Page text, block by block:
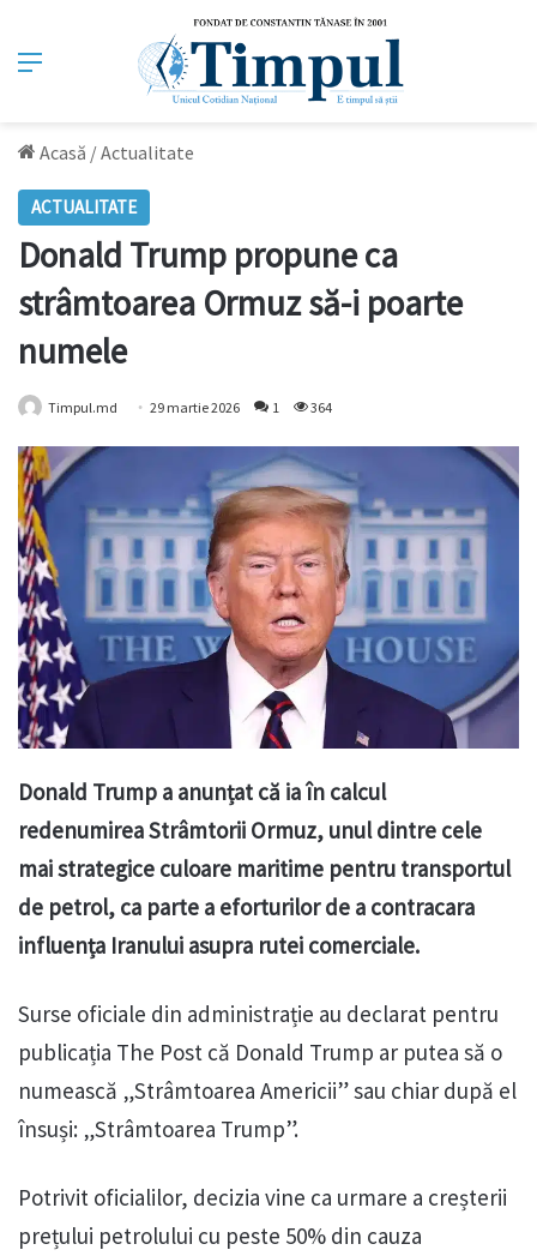
Meniu
Acasă /Actualitate
ACTUALITATE
Donald Trump propune ca
strâmtoarea Ormuz să-i poarte
numele
Timpul.md 29 martie 2026 1 364
Donald Trump a anunțat că ia în calcul
redenumirea Strâmtorii Ormuz, unul dintre cele
mai strategice culoare maritime pentru transportul
de petrol, ca parte a eforturilor de a contracara
influența Iranului asupra rutei comerciale.
Surse oficiale din administrație au declarat pentru
publicația The Post că Donald Trump ar putea să o
numească „Strâmtoarea Americii” sau chiar după el
însuși: „Strâmtoarea Trump”.
Potrivit oficialilor, decizia vine ca urmare a creșterii
prețului petrolului cu peste 50% din cauza